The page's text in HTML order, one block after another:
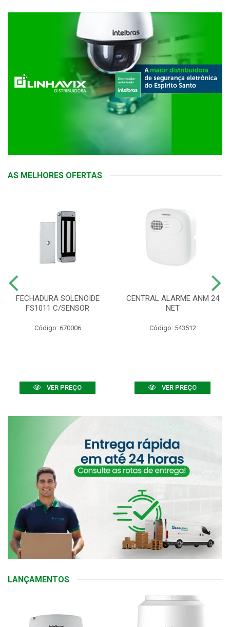
AS MELHORES OFERTAS
FECHADURA SOLENOIDE
FS1011 C/SENSOR
Código: 670006
VER PREÇO
CENTRAL ALARME ANM 24
NET
Código: 543512
VER PREÇO
LANÇAMENTOS